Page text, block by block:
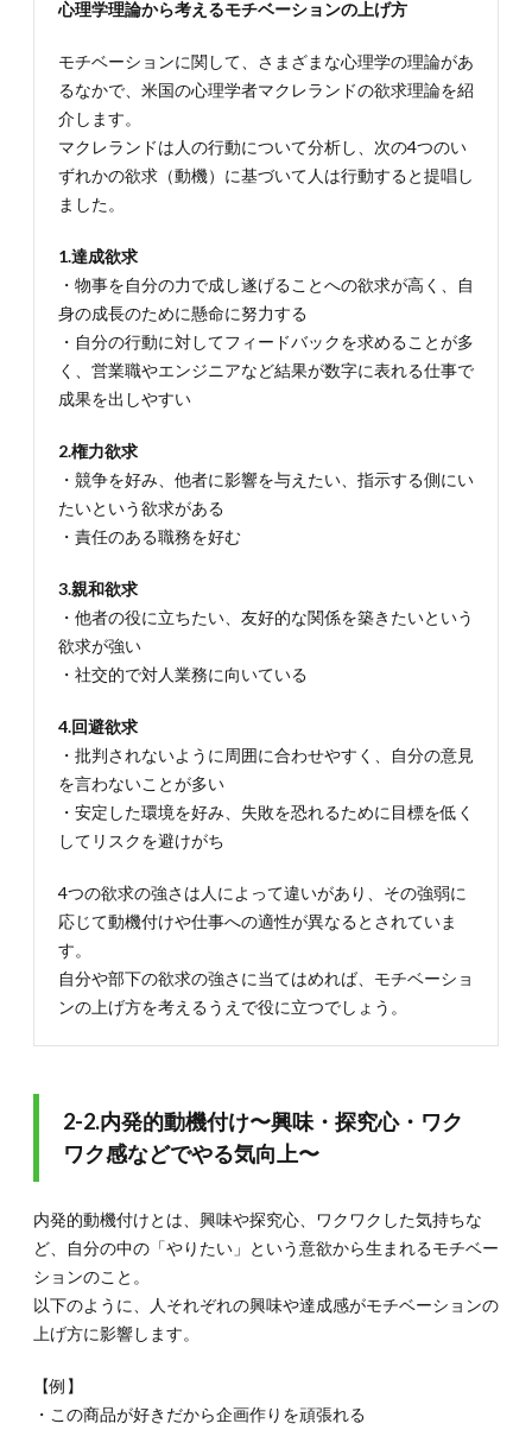
ど】さ
に触れ
て刺激
を受け
る
4.
4.部
下や
ムの
モチ
ショ
ンの
上げ
方
4-1.短
期と長
期の目
標を設
定する
4-2.言
葉や報
酬で感
謝を伝
える
4.3.
ームの
コミュ
ニケー
を活性
る
4.4.
ームメ
ンバー
の自主
4-5.失
敗を恐
れずや
出せる
環境を
作る
5.
5.モ
チベ
ョン
やや
る気
心理学理論から考えるモチベーションの上げ方
モチベーションに関して、さまざまな心理学の理論があ
るなかで、米国の心理学者マクレランドの欲求理論を紹
介します。
マクレランドは人の行動について分析し、次の4つのい
ずれかの欲求（動機）に基づいて人は行動すると提唱し
ました。
1.達成欲求
・物事を自分の力で成し遂げることへの欲求が高く、自
身の成長のために懸命に努力する
・自分の行動に対してフィードバックを求めることが多
く、営業職やエンジニアなど結果が数字に表れる仕事で
成果を出しやすい
2.権力欲求
・競争を好み、他者に影響を与えたい、指示する側にい
たいという欲求がある
・責任のある職務を好む
3.親和欲求
・他者の役に立ちたい、友好的な関係を築きたいという
欲求が強い
・社交的で対人業務に向いている
4.回避欲求
・批判されないように周囲に合わせやすく、自分の意見
を言わないことが多い
・安定した環境を好み、失敗を恐れるために目標を低く
してリスクを避けがち
4つの欲求の強さは人によって違いがあり、その強弱に
応じて動機付けや仕事への適性が異なるとされていま
す。
自分や部下の欲求の強さに当てはめれば、モチベーショ
ンの上げ方を考えるうえで役に立つでしょう。
2-2.内発的動機付け〜興味・探究心・ワク
ワク感などでやる気向上〜
内発的動機付けとは、興味や探究心、ワクワクした気持ちな
ど、自分の中の「やりたい」という意欲から生まれるモチベー
ションのこと。
以下のように、人それぞれの興味や達成感がモチベーションの
上げ方に影響します。
【例】
・この商品が好きだから企画作りを頑張れる